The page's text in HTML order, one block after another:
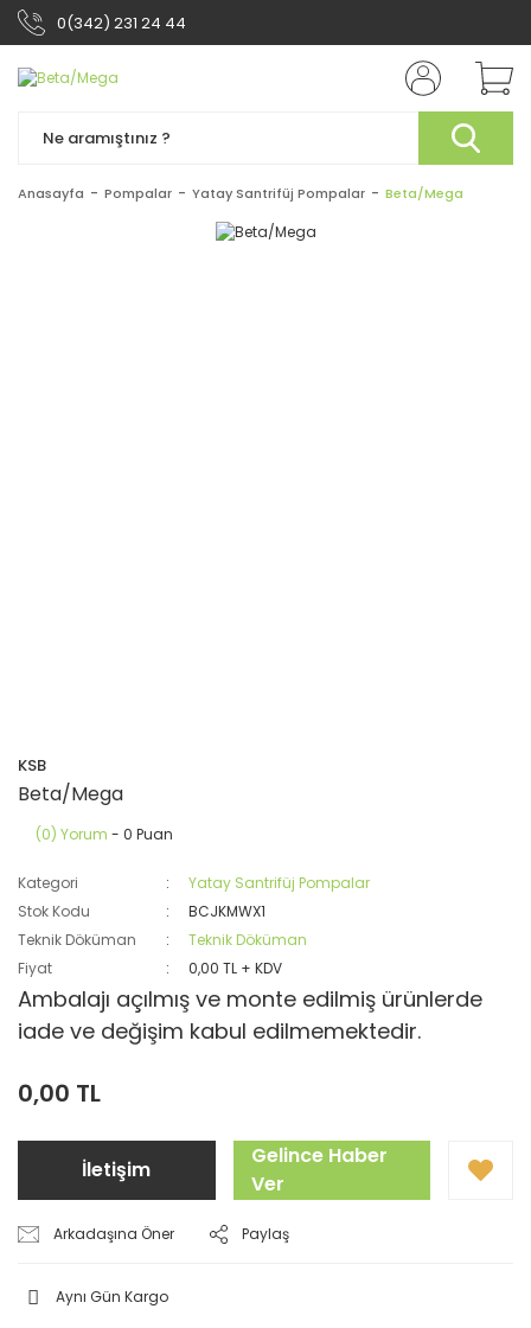
0(342) 231 24 44
Anasayfa Pompalar Yatay Santrifüj Pompalar Beta/Mega
KSB
Beta/Mega
(0) Yorum - 0 Puan
Kategori
Yatay Santrifüj Pompalar
Stok Kodu
BCJKMWX1
Teknik Döküman
Teknik Döküman
Fiyat
0,00 TL + KDV
Ambalajı açılmış ve monte edilmiş ürünlerde
iade ve değişim kabul edilmemektedir.
0,00 TL
İletişim
Gelince Haber
Ver
Arkadaşına Öner Paylaş
Aynı Gün Kargo